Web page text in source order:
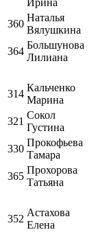
Ирина
360
Наталья
Вялушкина
364
Большунова
Лилиана
314
Кальченко
Марина
321
Сокол
Густина
330
Прокофьева
Тамара
365
Прохорова
Татьяна
352
Астахова
Елена